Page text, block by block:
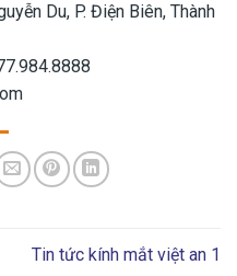
Du, P. Điện Biên, Thành
Tin tức kính mắt việt an 1